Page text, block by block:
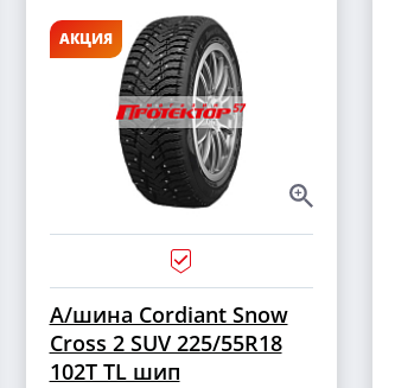
АКЦИЯ
А/шина Cordiant Snow
Cross 2 SUV 225/55R18
102T TL шип